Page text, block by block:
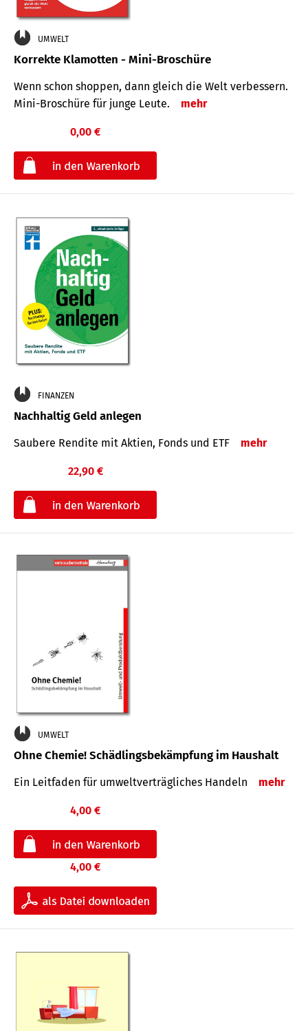
UMWELT
Korrekte Klamotten - Mini-Broschüre
Wenn schon shoppen, dann gleich die Welt verbessern.
Mini-Broschüre für junge Leute.
mehr
0,00 €
FINANZEN
Nachhaltig Geld anlegen
Saubere Rendite mit Aktien, Fonds und ETF mehr
22,90 €
UMWELT
Ohne Chemie! Schädlingsbekämpfung im Haushalt
Ein Leitfaden für um­welt­ver­träg­liches Han­deln mehr
4,00 €
4,00 €